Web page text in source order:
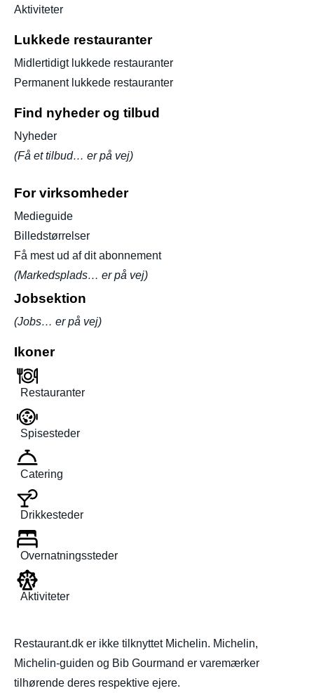
Aktiviteter
Lukkede restauranter
Midlertidigt lukkede restauranter
Permanent lukkede restauranter
Find nyheder og tilbud
Nyheder
(Få et tilbud… er på vej)
For virksomheder
Medieguide
Billedstørrelser
Få mest ud af dit abonnement
(Markedsplads… er på vej)
Jobsektion
(Jobs… er på vej)
Ikoner
Restauranter
Spisesteder
Catering
Drikkesteder
Overnatningssteder
Aktiviteter
Restaurant.dk er ikke tilknyttet Michelin. Michelin,
Michelin-guiden og Bib Gourmand er varemærker
tilhørende deres respektive ejere.